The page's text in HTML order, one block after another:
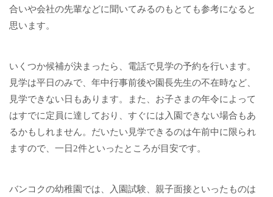
合いや会社の先輩などに聞いてみるのもとても参考になると
思います。
いくつか候補が決まったら、電話で見学の予約を行います。
見学は平日のみで、年中行事前後や園長先生の不在時など、
見学できない日もあります。また、お子さまの年令によって
はすでに定員に達しており、すぐには入園できない場合もあ
るかもしれません。だいたい見学できるのは午前中に限られ
ますので、一日2件といったところが目安です。
バンコクの幼稚園では、入園試験、親子面接といったものは